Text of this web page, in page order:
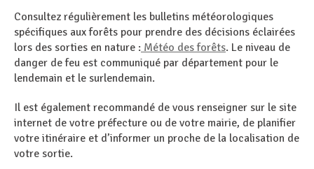
Consultez régulièrement les bulletins météorologiques
spécifiques aux forêts pour prendre des décisions éclairées
lors des sorties en nature : Météo des forêts. Le niveau de
danger de feu est communiqué par département pour le
lendemain et le surlendemain.
Il est également recommandé de vous renseigner sur le site
internet de votre préfecture ou de votre mairie, de planifier
votre itinéraire et d’informer un proche de la localisation de
votre sortie.